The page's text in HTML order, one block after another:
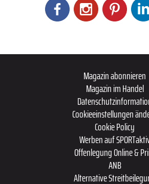
Magazin abonnieren
Magazin im Handel
Cookieeinstellungen
Cookie Policy
Werben auf
Offenlegung Online &
ANB
Alternative